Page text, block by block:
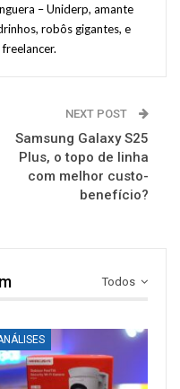
– Uniderp, amante
robôs gigantes, e
NEXT POST
Samsung Galaxy S25
Plus, o topo de linha
com melhor custo-
benefício?
Todos